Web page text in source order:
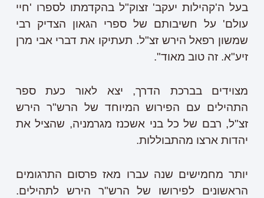
בעל ה'קהילות יעקב' זצוק"ל בהקדמתו לספרו 'חיי
עולם' על חשיבותם של ספרי הגאון הצדיק רבי
שמשון רפאל הירש זצ"ל. תעתיקו את דברי אבי מרן
זיע"א. זה טוב מאוד".
מצוידים בברכת הדרך, יצא לאור כעת ספר
התהילים עם הפירוש המיוחד של הרש"ר הירש
זצ"ל, רבם של כל בני אשכנז מגרמניה, שהציל את
יהדות ארצו מהתבוללות.
יותר מחמישים שנה עברו מאז פרסום התרגומים
הראשונים לפירושו של הרש"ר הירש לתהילים.